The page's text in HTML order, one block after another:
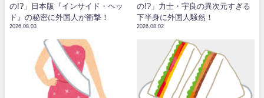
の!?」日本版『インサイド・ヘッ
ド』の秘密に外国人が衝撃！
2026.08.03
の!?」力士・宇良の異次元すぎる
下半身に外国人騒然！
2026.08.02